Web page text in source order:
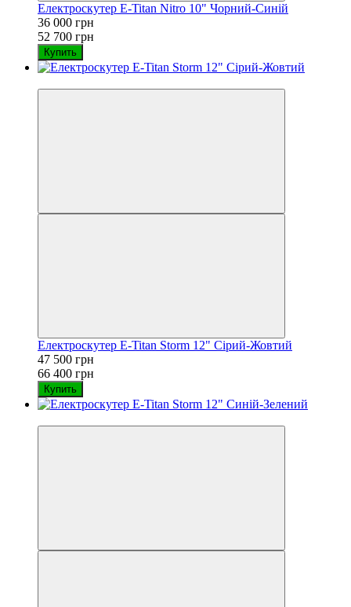
Електроскутер E-Titan Nitro 10" Чорний-Синій
36 000 грн
52 700 грн
Купить
Електроскутер E-Titan Storm 12" Сірий-Жовтий
47 500 грн
66 400 грн
Купить